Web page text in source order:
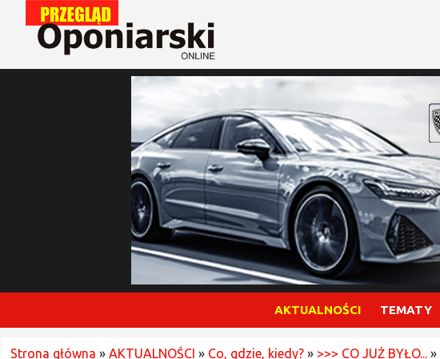
AKTUALNOŚCI TEMATY
Strona główna » AKTUALNOŚCI » Co, gdzie, kiedy? » >>> CO JUŻ BYŁO... »